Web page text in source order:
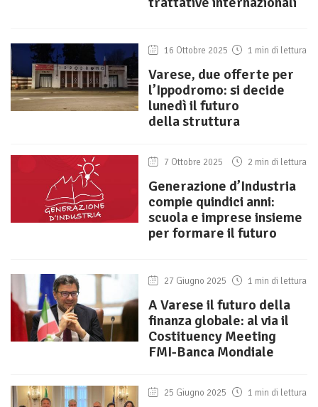
16 Ottobre 2025 1 min di lettura
Varese, due offerte per
l’Ippodromo: si decide
lunedì il futuro
della struttura
7 Ottobre 2025 2 min di lettura
Generazione d’Industria
compie quindici anni:
scuola e imprese insieme
per formare il futuro
27 Giugno 2025 1 min di lettura
A Varese il futuro della
finanza globale: al via il
Costituency Meeting
FMI-Banca Mondiale
25 Giugno 2025 1 min di lettura